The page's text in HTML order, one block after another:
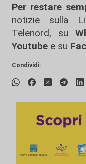
Per restare
notizie sulla
Telenord, su
Youtube e su
Condividi: